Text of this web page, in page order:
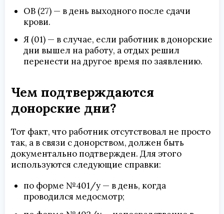
ОВ (27) — в день выходного после сдачи
крови.
Я (01) — в случае, если работник в донорские
дни вышел на работу, а отдых решил
перенести на другое время по заявлению.
Чем подтверждаются
донорские дни?
Тот факт, что работник отсутствовал не просто
так, а в связи с донорством, должен быть
документально подтвержден. Для этого
используются следующие справки:
по форме №401/у — в день, когда
проводился медосмотр;